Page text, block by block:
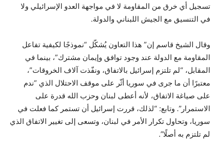
تسجيل أي خرق من المقاومة لا في مواجهة العدو الإسرائيلي ولا
في التنسيق مع الجيش اللبناني والدولة.
وقال الشيخ قاسم إن” هذا التعاون يُشكّل “نموذجًا لكيفية تفاعل
المقاومة مع الدولة عند وجود توافق وإيمان مشترك”، بينما في
المقابل، “لم تلتزم إسرائيل بالاتفاق، ونفّذت آلاف الخروقات”،
معتبرًا أن ما جرى في سوريا أثّر على موقف الاحتلال الذي “ندم
على صياغة الاتفاق، لأنه أعطى لبنان وحزب الله قدرة على
الاستمرار”. وتابع: “لذلك، قررت إسرائيل أن تستمر كما فعلت في
سوريا، وتحاول تكرار الأمر في لبنان، وتسعى إلى تغيير الاتفاق الذي
لم تلتزم به أصلًا”.